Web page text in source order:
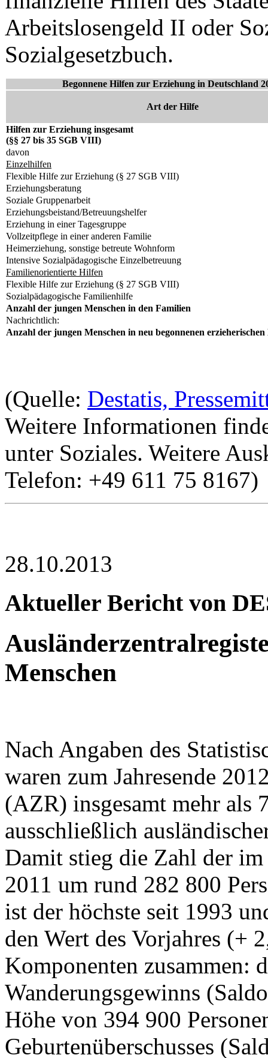
Arbeitslosengeld II oder
Sozialgesetzbuch.
Begonnene Hilfen zur Erziehung in Deutschland
Art der Hilfe
Hilfen zur Erziehung insgesamt
(§§ 27 bis 35 SGB VIII)
davon
Einzelhilfen
Flexible Hilfe zur Erziehung (§ 27 SGB VIII)
Erziehungsberatung
Soziale Gruppenarbeit
Erziehungsbeistand/Betreuungshelfer
Erziehung in einer Tagesgruppe
Vollzeitpflege in einer anderen Familie
Heimerziehung, sonstige betreute Wohnform
Intensive Sozialpädagogische Einzelbetreuung
Familienorientierte Hilfen
Flexible Hilfe zur Erziehung (§ 27 SGB VIII)
Sozialpädagogische Familienhilfe
Anzahl der jungen Menschen in den Familien
Nachrichtlich:
Anzahl der jungen Menschen in neu begonnenen erzieherischen
(Quelle: Destatis,
Weitere Informationen
unter Soziales. Weitere
Telefon: +49 611 75 8167)
28.10.2013
Aktueller Bericht von
Menschen
Nach Angaben des
waren zum Jahresende
(AZR) insgesamt mehr
ausschließlich
Damit stieg die Zahl der
2011 um rund 282 800
ist der höchste seit 1993
den Wert des Vorjahres (+
Komponenten zusammen:
Wanderungsgewinns
Höhe von 394 900
Geburtenüberschusses